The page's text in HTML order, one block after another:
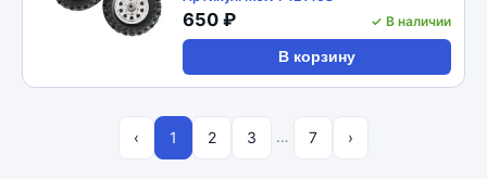
650 ₽ ✓ В наличии
В корзину
‹ 1 2 3 … 7 ›